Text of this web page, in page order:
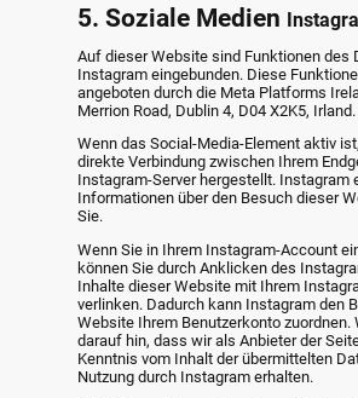
5. Soziale Medien
Auf dieser Website sind Funktionen des
Instagram eingebunden. Diese
angeboten durch die Meta Platforms
Merrion Road, Dublin 4, D04 X2K5, Irland.
Wenn das Social-Media-Element aktiv
direkte Verbindung zwischen Ihrem
Instagram-Server hergestellt. Instagram
Informationen über den Besuch dieser
Sie.
Wenn Sie in Ihrem Instagram-Account
können Sie durch Anklicken des
Inhalte dieser Website mit Ihrem
verlinken. Dadurch kann Instagram den
Website Ihrem Benutzerkonto zuordnen.
darauf hin, dass wir als Anbieter der
Kenntnis vom Inhalt der übermittelten
Nutzung durch Instagram erhalten.